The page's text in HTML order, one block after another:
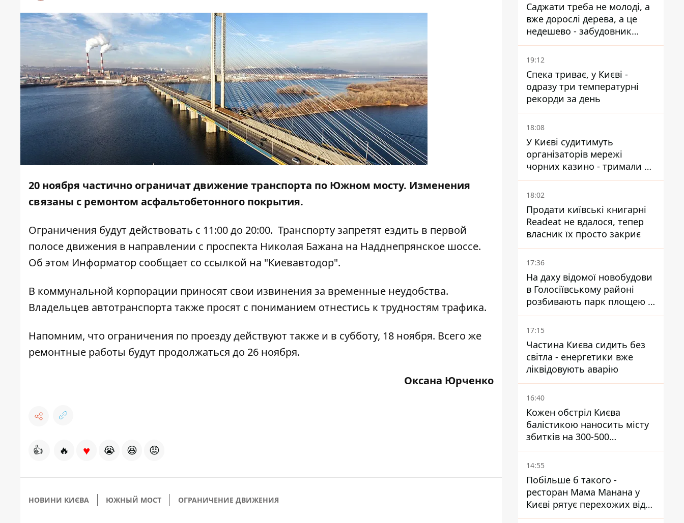
20 ноября частично ограничат движение транспорта по Южном мосту. Изменения
связаны с ремонтом асфальтобетонного покрытия.
Ограничения будут действовать с 11:00 до 20:00. Транспорту запретят ездить в первой
полосе движения в направлении с проспекта Николая Бажана на Надднепрянское шоссе.
Об этом Информатор сообщает со ссылкой на "Киевавтодор".
В коммунальной корпорации приносят свои извинения за временные неудобства.
Владельцев автотранспорта также просят с пониманием отнестись к трудностям трафика.
Напомним, что ограничения по проезду действуют также и в субботу, 18 ноября. Всего же
ремонтные работы будут продолжаться до 26 ноября.
Оксана Юрченко
👍 🔥 ♥ 😭 😆 😡
НОВИНИ КИЄВА ЮЖНЫЙ МОСТ ОГРАНИЧЕНИЕ ДВИЖЕНИЯ
Саджати треба не молоді, а
вже дорослі дерева, а це
недешево - забудовник
Ніконов
19:12
Спека триває, у Києві -
одразу три температурні
рекорди за день
18:08
У Києві судитимуть
організаторів мережі
чорних казино - тримали 39
закладів
18:02
Продати київські книгарні
Readeat не вдалося, тепер
власник їх просто закриє
17:36
На даху відомої новобудови
в Голосіївському районі
розбивають парк площею в
гектар
17:15
Частина Києва сидить без
світла - енергетики вже
ліквідовують аварію
16:40
Кожен обстріл Києва
балістикою наносить місту
збитків на 300-500
мільйонів - Петро
Пантелеєв
14:55
Побільше б такого -
ресторан Мама Манана у
Києві рятує перехожих від
спеки